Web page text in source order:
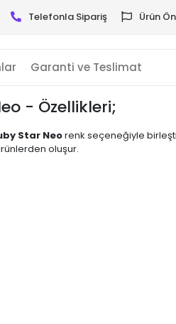
Telefonla Sipariş Ürün
Garanti ve Teslimat
- Özellikleri;
Star Neorenk seçeneğiyle
oluşur.